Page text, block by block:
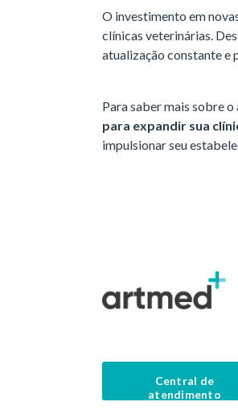
O investimento em
clínicas veterinárias.
atualização constante e
Para saber mais sobre
para expandir sua
impulsionar seu
Central de
atendimento